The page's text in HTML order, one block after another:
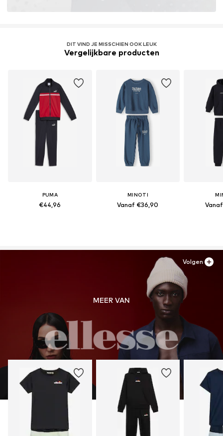
DIT VIND JE MISSCHIEN OOK LEUK
Vergelijkbare producten
PUMA
€44,96
MINOTI
Vanaf €36,90
MEER VAN
Volgen